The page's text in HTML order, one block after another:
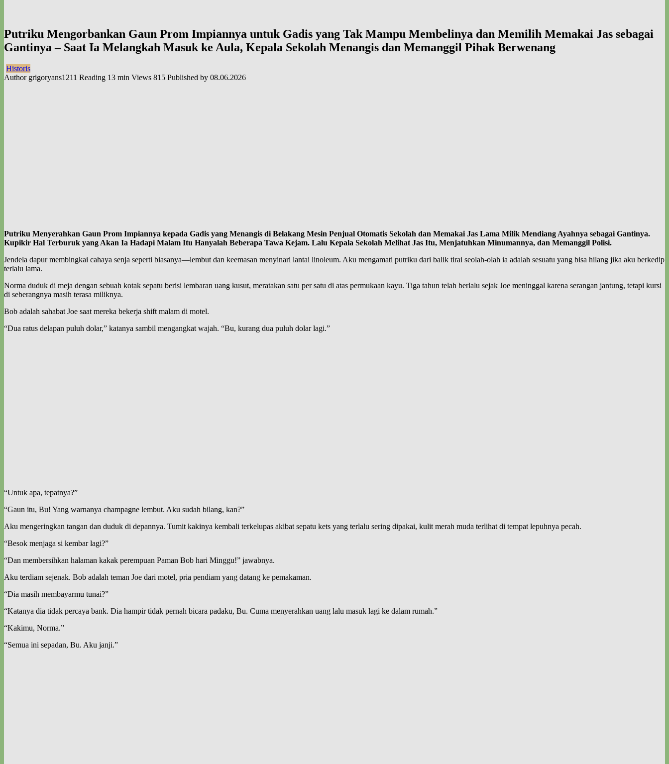
Putriku Mengorbankan Gaun Prom Impiannya untuk Gadis yang Tak Mampu Membelinya dan Memilih Memakai Jas sebagai
Gantinya – Saat Ia Melangkah Masuk ke Aula, Kepala Sekolah Menangis dan Memanggil Pihak Berwenang
Historis
Author grigoryans1211 Reading 13 min Views 815 Published by 08.06.2026
Putriku Menyerahkan Gaun Prom Impiannya kepada Gadis yang Menangis di Belakang Mesin Penjual Otomatis Sekolah dan Memakai Jas Lama Milik Mendiang Ayahnya sebagai Gantinya.
Kupikir Hal Terburuk yang Akan Ia Hadapi Malam Itu Hanyalah Beberapa Tawa Kejam. Lalu Kepala Sekolah Melihat Jas Itu, Menjatuhkan Minumannya, dan Memanggil Polisi.
Jendela dapur membingkai cahaya senja seperti biasanya—lembut dan keemasan menyinari lantai linoleum. Aku mengamati putriku dari balik tirai seolah-olah ia adalah sesuatu yang bisa hilang jika aku berkedip
terlalu lama.
Norma duduk di meja dengan sebuah kotak sepatu berisi lembaran uang kusut, meratakan satu per satu di atas permukaan kayu. Tiga tahun telah berlalu sejak Joe meninggal karena serangan jantung, tetapi kursi
di seberangnya masih terasa miliknya.
Bob adalah sahabat Joe saat mereka bekerja shift malam di motel.
“Dua ratus delapan puluh dolar,” katanya sambil mengangkat wajah. “Bu, kurang dua puluh dolar lagi.”
“Untuk apa, tepatnya?”
“Gaun itu, Bu! Yang warnanya champagne lembut. Aku sudah bilang, kan?”
Aku mengeringkan tangan dan duduk di depannya. Tumit kakinya kembali terkelupas akibat sepatu kets yang terlalu sering dipakai, kulit merah muda terlihat di tempat lepuhnya pecah.
“Besok menjaga si kembar lagi?”
“Dan membersihkan halaman kakak perempuan Paman Bob hari Minggu!” jawabnya.
Aku terdiam sejenak. Bob adalah teman Joe dari motel, pria pendiam yang datang ke pemakaman.
“Dia masih membayarmu tunai?”
“Katanya dia tidak percaya bank. Dia hampir tidak pernah bicara padaku, Bu. Cuma menyerahkan uang lalu masuk lagi ke dalam rumah.”
“Kakimu, Norma.”
“Semua ini sepadan, Bu. Aku janji.”